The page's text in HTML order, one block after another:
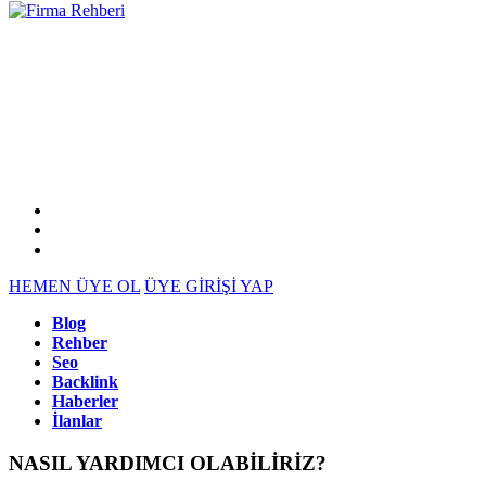
HEMEN ÜYE OL ÜYE GİRİŞİ YAP
Blog
Rehber
Seo
Backlink
Haberler
İlanlar
NASIL YARDIMCI OLABİLİRİZ?